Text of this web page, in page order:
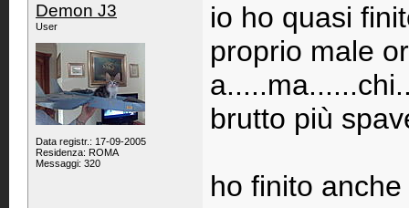
Demon J3
User
Data registr.: 17-09-2005
Residenza: ROMA
Messaggi: 320
io ho quasi
proprio male
brutto più
ho finito